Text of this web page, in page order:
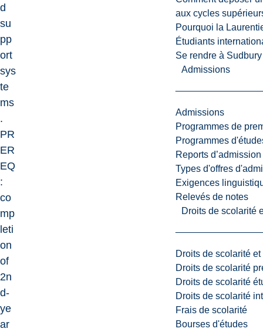
aux cycles
Pourquoi la
Étudiants
Se rendre à Sudbury
Admissions
Admissions
Programmes de
Programmes
Reports d’admission
Types d'offres
Exigences
Relevés de notes
Droits de scolarité
Droits de scolarité
Droits de scolarité
Droits de scolarité
Droits de scolarité
Frais de scolarité
Bourses d'études
d
su
pp
ort
sys
te
ms
.
PR
ER
EQ
:
co
mp
leti
on
of
2n
d-
ye
ar